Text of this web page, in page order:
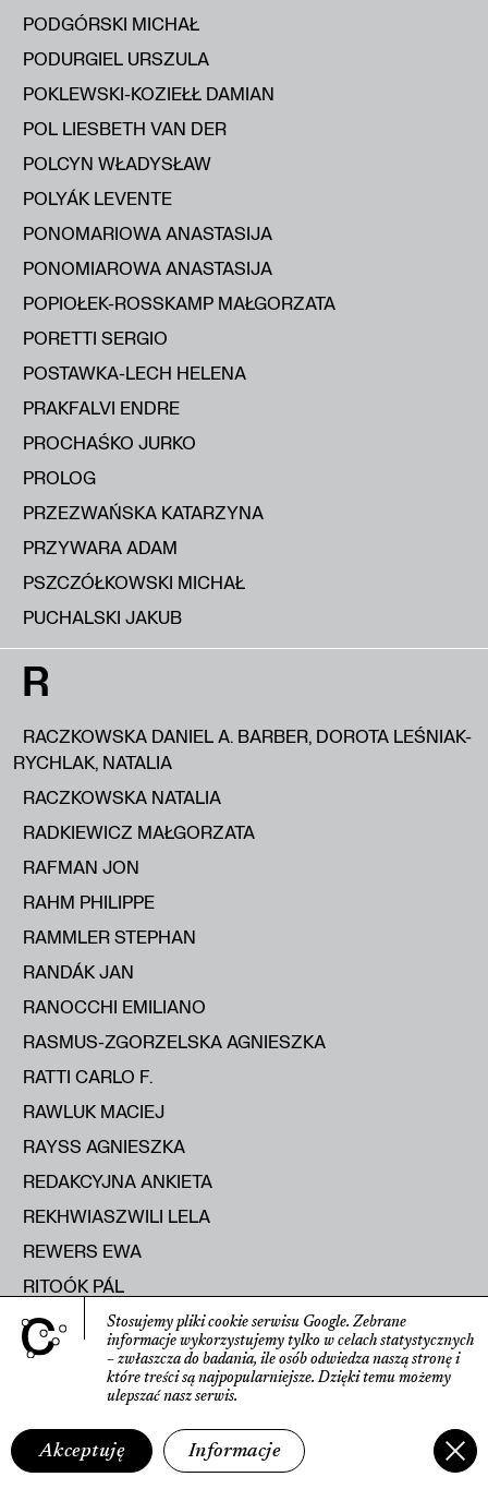
PODGÓRSKI MICHAŁ
PODURGIEL URSZULA
POKLEWSKI-KOZIEŁŁ DAMIAN
POL LIESBETH VAN DER
POLCYN WŁADYSŁAW
POLYÁK LEVENTE
PONOMARIOWA ANASTASIJA
PONOMIAROWA ANASTASIJA
POPIOŁEK-ROSSKAMP MAŁGORZATA
PORETTI SERGIO
POSTAWKA-LECH HELENA
PRAKFALVI ENDRE
PROCHAŚKO JURKO
PROLOG
PRZEZWAŃSKA KATARZYNA
PRZYWARA ADAM
PSZCZÓŁKOWSKI MICHAŁ
PUCHALSKI JAKUB
R
RACZKOWSKA DANIEL A. BARBER, DOROTA LEŚNIAK-
RYCHLAK, NATALIA
RACZKOWSKA NATALIA
RADKIEWICZ MAŁGORZATA
RAFMAN JON
RAHM PHILIPPE
RAMMLER STEPHAN
RANDÁK JAN
RANOCCHI EMILIANO
RASMUS-ZGORZELSKA AGNIESZKA
RATTI CARLO F.
RAWLUK MACIEJ
RAYSS AGNIESZKA
REDAKCYJNA ANKIETA
REKHWIASZWILI LELA
REWERS EWA
RITOÓK PÁL
RITTER KATHARINA
RODAK MACIEJ
ROLEČEK ALEŠ
ROMANIUK MICHAŁ
ROOST FRANK
Stosujemy pliki cookie serwisu Google. Zebrane
informacje wyko­rzystujemy tylko w celach statys­tycznych
– zwłaszcza do badania, ile osób odwiedza naszą stronę i
które treści są najpopularniejsze.Dzięki temu możemy
ulepszać nasz serwis.
Akceptuję Informacje